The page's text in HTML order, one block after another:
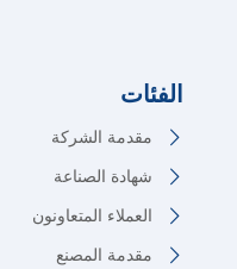
الفئات
مقدمة الشركة
شهادة الصناعة
العملاء المتعاونون
مقدمة المصنع